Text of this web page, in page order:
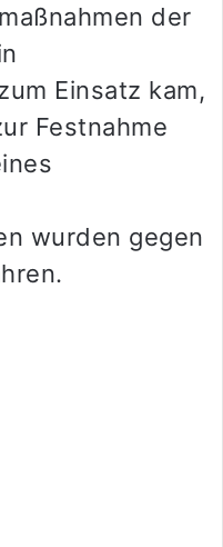
der
Einsatz kam,
Festnahme
wurden gegen